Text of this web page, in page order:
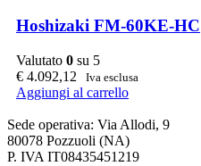
Hoshizaki FM-60KE-HC
Valutato 0 su 5
€ 4.092,12 Iva esclusa
Aggiungi al carrello
Sede operativa: Via Allodi, 9
80078 Pozzuoli (NA)
P. IVA IT08435451219